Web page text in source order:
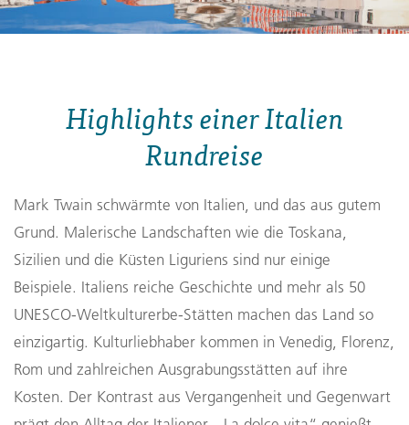
Highlights einer Italien
Rundreise
Mark Twain schwärmte von Italien, und das aus gutem
Grund. Malerische Landschaften wie die Toskana,
Sizilien und die Küsten Liguriens sind nur einige
Beispiele. Italiens reiche Geschichte und mehr als 50
UNESCO-Weltkulturerbe-Stätten machen das Land so
einzigartig. Kulturliebhaber kommen in Venedig, Florenz,
Rom und zahlreichen Ausgrabungsstätten auf ihre
Kosten. Der Kontrast aus Vergangenheit und Gegenwart